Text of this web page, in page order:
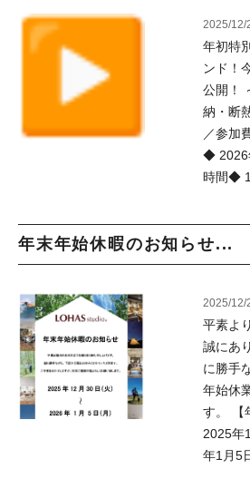
2025/12/
年初特
ンド！
公開！
納・断
／参加
◆ 2026
時間◆
年末年始休暇のお知らせ...
2025/12/
平素よ
誠にあ
に勝手
年始休
す。 【
2025年
年1月5